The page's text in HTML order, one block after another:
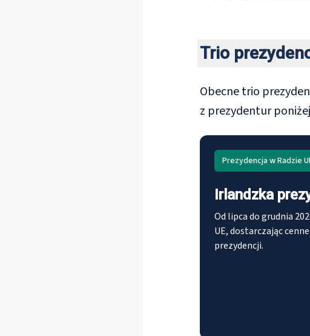
Trio
Obecne trio
z prezydentur
Prezydencja w Radzie
Irlandzka
Od lipca do grudnia
UE, dostarczając
prezydencji.